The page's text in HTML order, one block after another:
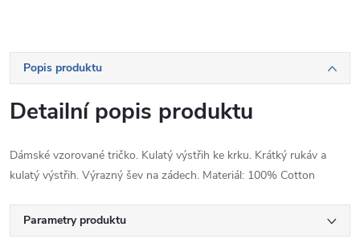
Popis produktu
Detailní popis produktu
Dámské vzorované tričko. Kulatý výstřih ke krku. Krátký rukáv a
kulatý výstřih. Výrazný šev na zádech. Materiál: 100% Cotton
Parametry produktu